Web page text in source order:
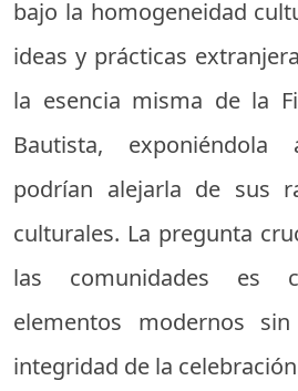
bajo la homogeneidad
ideas y prácticas
la esencia misma de la
Bautista,
podrían alejarla de sus
culturales. La pregunta
las comunidades es
elementos modernos
integridad de la